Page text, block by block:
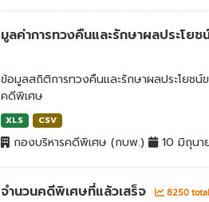
มูลค่าการทวงคืนและรักษาผลประโยช
ข้อมูลสถิติการทวงคืนและรักษาผลประโยชน์
คดีพิเศษ
XLS CSV
กองบริหารคดีพิเศษ (กบพ.) 10 มิถุนา
จำนวนคดีพิเศษที่แล้วเสร็จ 8250